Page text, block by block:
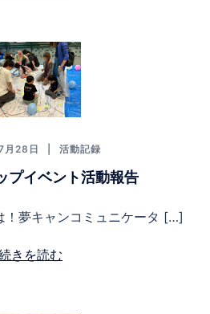
月28日 活動記録
プイベント活動報告
！夢キャンコミュニケータ […]
きを読む